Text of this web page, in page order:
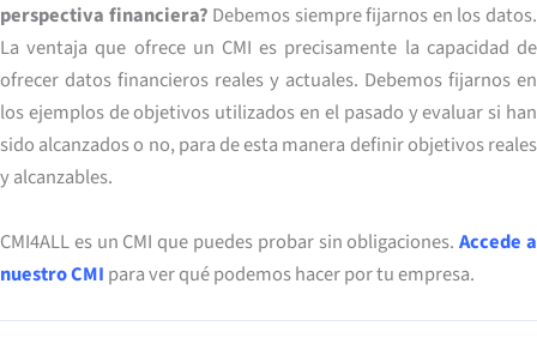
perspectiva financiera? Debemos siempre fijarnos en los datos.
La ventaja que ofrece un CMI es precisamente la capacidad de
ofrecer datos financieros reales y actuales. Debemos fijarnos en
los ejemplos de objetivos utilizados en el pasado y evaluar si han
sido alcanzados o no, para de esta manera definir objetivos reales
y alcanzables.
CMI4ALL es un CMI que puedes probar sin obligaciones.Accede a
nuestro CMI para ver qué podemos hacer por tu empresa.